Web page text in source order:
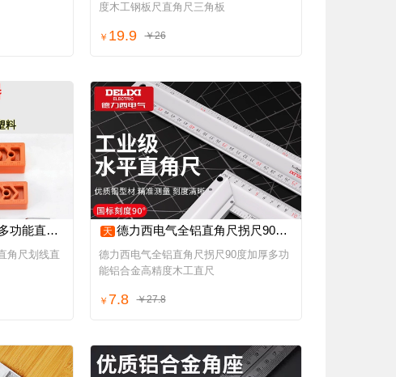
度木工钢板尺直角尺三角板
￥ 19.9 ￥26
塑料拐迟L型直角
角尺划线直
天 德力西电气全铝直角尺拐尺90度加厚多功能铝合金高精度木工直尺
德力西电气全铝直角尺拐尺90度加厚多功
能铝合金高精度木工直尺
￥ 7.8 ￥27.8